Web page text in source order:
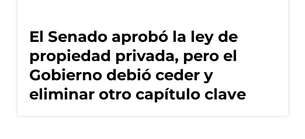
El Senado aprobó la ley de
propiedad privada, pero el
Gobierno debió ceder y
eliminar otro capítulo clave